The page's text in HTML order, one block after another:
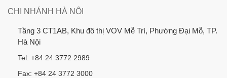
CHI NHÁNH HÀ NỘI
Tầng 3 CT1AB, Khu đô thị VOV Mễ Trì, Phường Đại Mỗ, TP.
Hà Nội
Tel: +84 24 3772 2989
Fax: +84 24 3772 3000